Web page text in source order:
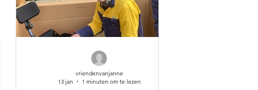
vriendenvanjanne
13 jan
1 minuten om te lezen